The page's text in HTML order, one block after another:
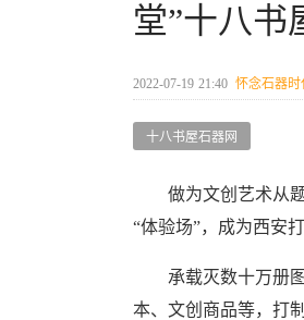
堂”十八书
2022-07-19 21:40 怀念石器时
十八书屋石器网
做为文创艺术从题
“体验场”，成为西安
承载灭数十万册图
本、文创商品等，打